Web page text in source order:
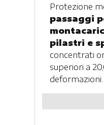
Protezione
passaggi
pilastri e
concentrati
superiori a
deformazioni.